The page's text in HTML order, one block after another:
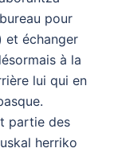
pour
et échanger
à la
lui qui en
partie des
herriko